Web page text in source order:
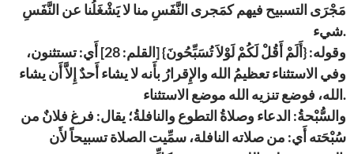
مَجْرَى التسبيح فيهم كمَجرى النَّفَسِ منا لا يَشْغَلُنا عن النَّفَسِ
شيء.
وقوله: {أَلَمْ أَقُلْ لَكُمْ لَوْلاَ تُسَبِّحُونَ} [القلم: 28] أَي: تستثنون،
وفي الاستثناء تعظيمُ الله والإِقرارُ بأَنه لا يشاء أَحدٌ إِلاَّ أَن يشاء
الله، فوضع تنزيه الله موضع الاستثناء.
والسُّبْحةُ: الدعاء وصلاةُ التطوع والنافلةُ؛ يقال: فرغ فلانٌ من
سُبْحَته أَي: من صلاته النافلة، سمِّيت الصلاة تسبيحاً لأَن